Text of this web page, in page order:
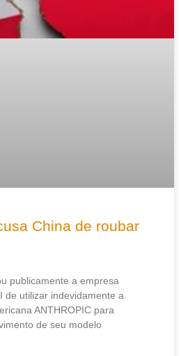
China de roubar
publicamente a empresa
de utilizar indevidamente a
ANTHROPIC para
de seu modelo